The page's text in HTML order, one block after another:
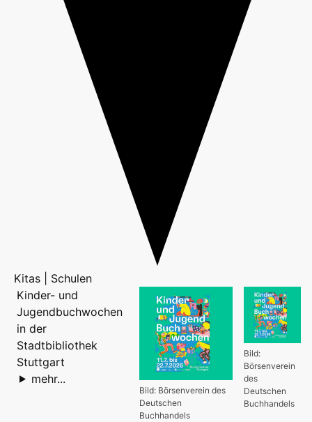
Kitas | Schulen
Bild:
Börsenverein
des
Deutschen
Buchhandels
Bild: Börsenverein des
Deutschen
Buchhandels
Kinder- und
Jugendbuchwochen
in der
Stadtbibliothek
Stuttgart
mehr...